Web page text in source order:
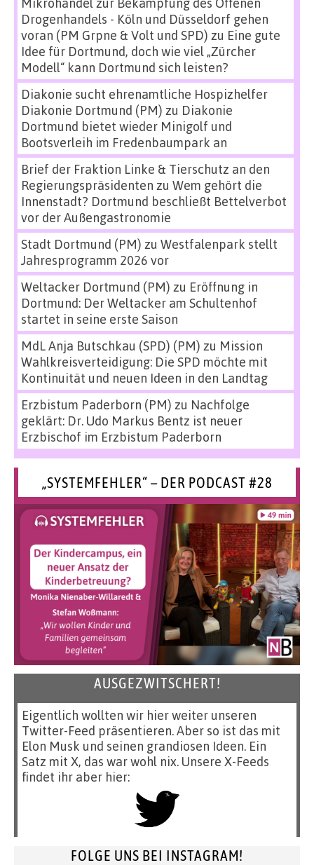
Drogenhandels - Köln und Düsseldorf gehen
voran (PM Grpne & Volt und SPD) zu Eine gute
Idee für Dortmund, doch wie viel „Zürcher
Modell“ kann Dortmund sich leisten?
Diakonie sucht ehrenamtliche Hospizhelfer
Diakonie Dortmund (PM) zu Diakonie
Dortmund bietet wieder Minigolf und
Bootsverleih im Fredenbaumpark an
Brief der Fraktion Linke & Tierschutz an den
Regierungspräsidenten zu Wem gehört die
Innenstadt? Dortmund beschließt Bettelverbot
vor der Außengastronomie
Stadt Dortmund (PM) zu Westfalenpark stellt
Jahresprogramm 2026 vor
Weltacker Dortmund (PM) zu Eröffnung in
Dortmund: Der Weltacker am Schultenhof
startet in seine erste Saison
MdL Anja Butschkau (SPD) (PM) zu Mission
Wahlkreisverteidigung: Die SPD möchte mit
Kontinuität und neuen Ideen in den Landtag
Erzbistum Paderborn (PM) zu Nachfolge
geklärt: Dr. Udo Markus Bentz ist neuer
Erzbischof im Erzbistum Paderborn
„SYSTEMFEHLER“ – DER PODCAST #28
AUSGEZWITSCHERT!
Eigentlich wollten wir hier weiter unseren
Twitter-Feed präsentieren. Aber so ist das mit
Elon Musk und seinen grandiosen Ideen. Ein
Satz mit X, das war wohl nix. Unsere X-Feeds
findet ihr aber hier:
FOLGE UNS BEI INSTAGRAM!